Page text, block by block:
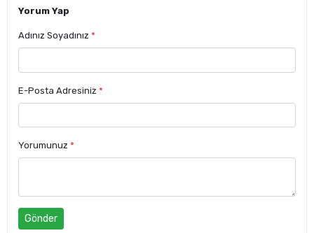
Yorum Yap
Adınız Soyadınız *
E-Posta Adresiniz *
Yorumunuz *
Gönder